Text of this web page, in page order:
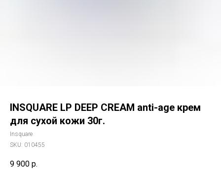
INSQUARE LP DEEP CREAM anti-age крем
для сухой кожи 30г.
Insquare
SKU: 010455
9 900 р.